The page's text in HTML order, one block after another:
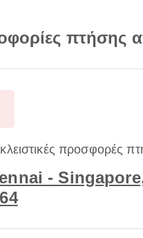
πτήσης
προσφορές
-